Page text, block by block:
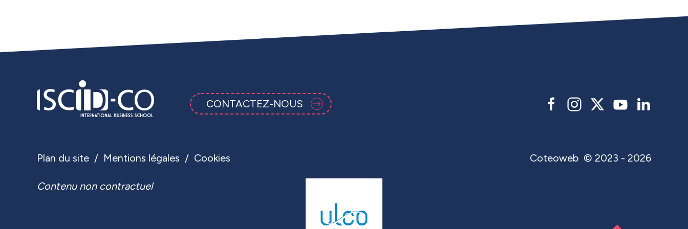
CONTACTEZ-NOUS
Plan du site Mentions légales Cookies
Contenu non contractuel
Coteoweb © 2023 - 2026